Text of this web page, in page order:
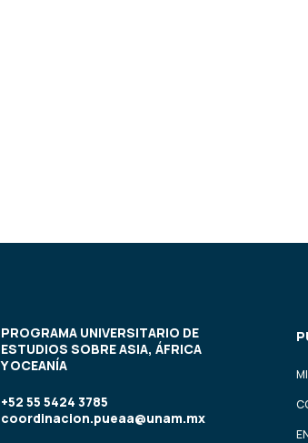
PROGRAMA UNIVERSITARIO DE
ESTUDIOS SOBRE ASIA, ÁFRICA
Y OCEANÍA
+52 55 5424 3785
coordinacion.pueaa@unam.mx